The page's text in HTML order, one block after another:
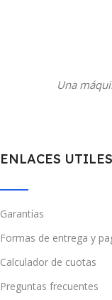
Una
ENLACES UTILES
Garantías
Formas de entrega y
Calculador de cuotas
Preguntas frecuentes